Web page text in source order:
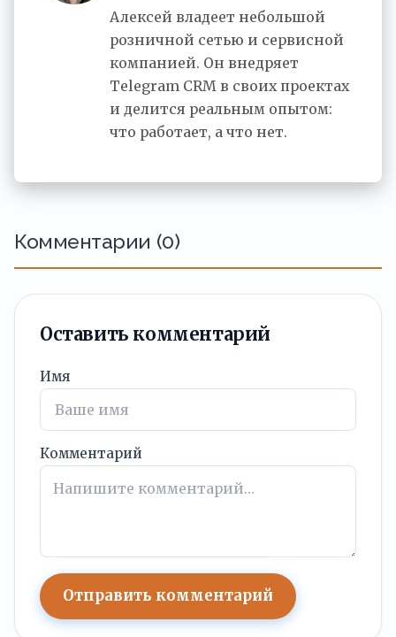
Алексей владеет небольшой
розничной сетью и сервисной
компанией. Он внедряет
Telegram CRM в своих проектах
и делится реальным опытом:
что работает, а что нет.
Комментарии (0)
Оставить комментарий
Имя
Комментарий
Отправить комментарий